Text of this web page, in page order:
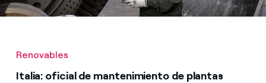
Renovables
Italia: oficial de mantenimiento de plantas